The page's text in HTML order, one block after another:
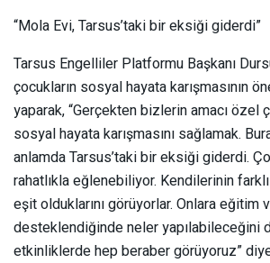
“Mola Evi, Tarsus’taki bir eksiği giderdi”
Tarsus Engelliler Platformu Başkanı
çocukların sosyal hayata karışmasının
yaparak, “Gerçekten bizlerin amacı özel
sosyal hayata karışmasını sağlamak.
anlamda Tarsus’taki bir eksiği giderdi.
rahatlıkla eğlenebiliyor. Kendilerinin
eşit olduklarını görüyorlar. Onlara eğitim
desteklendiğinde neler yapılabileceğini
etkinliklerde hep beraber görüyoruz”